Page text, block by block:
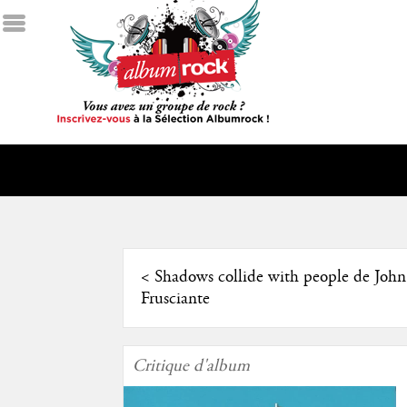
< Shadows collide with people de John
Frusciante
Critique d'album